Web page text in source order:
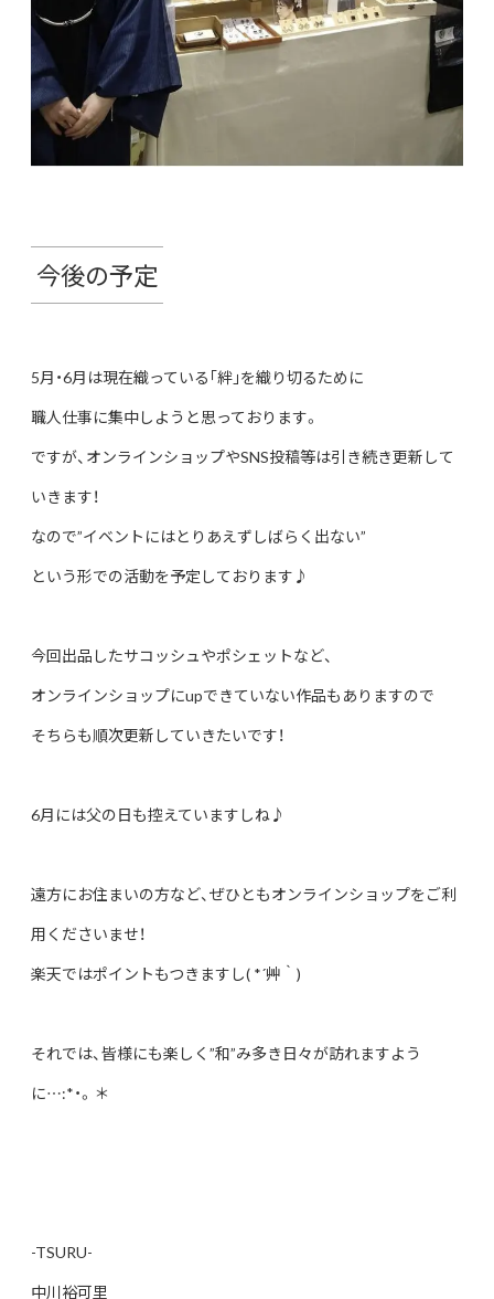
今後の予定
5月・6月は現在織っている｢絆｣を織り切るために
職人仕事に集中しようと思っております。
ですが、オンラインショップやSNS投稿等は引き続き更新して
いきます！
なので”イベントにはとりあえずしばらく出ない”
という形での活動を予定しております♪
今回出品したサコッシュやポシェットなど、
オンラインショップにupできていない作品もありますので
そちらも順次更新していきたいです！
6月には父の日も控えていますしね♪
遠方にお住まいの方など、ぜひともオンラインショップをご利
用くださいませ！
楽天ではポイントもつきますし( *´艸｀)
それでは、皆様にも楽しく”和”み多き日々が訪れますよう
に…:*・。＊
-TSURU-
中川裕可里